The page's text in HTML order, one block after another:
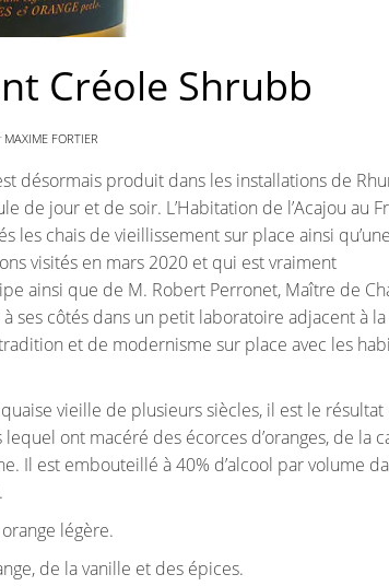
Créole Shrubb
MAXIME FORTIER
désormais produit dans les installations de
jour et de soir. L’Habitation de l’Acajou au
les chais de vieillissement sur place ainsi
visités en mars 2020 et qui est vraiment
ainsi que de M. Robert Perronet, Maître de
ses côtés dans un petit laboratoire adjacent à
et de modernisme sur place avec les
vieille de plusieurs siècles, il est le résultat
ont macéré des écorces d’oranges, de la
Il est embouteillé à 40% d’alcool par volume
légère.
de la vanille et des épices.